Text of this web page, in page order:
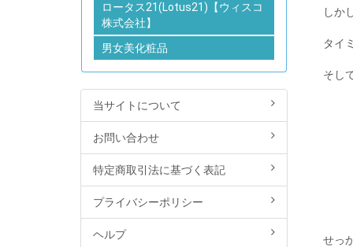
しか
タイ
そし
せっ
ロータス21(Lotus21)【ウィスコ
株式会社】
男女美化粧品
当サイトについて
お問い合わせ
特定商取引法に基づく表記
プライバシーポリシー
ヘルプ